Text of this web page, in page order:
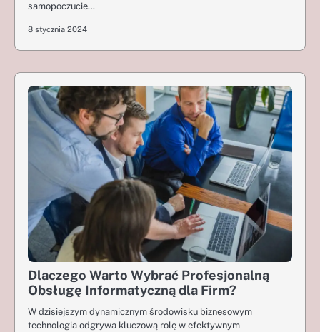
samopoczucie…
8 stycznia 2024
Dlaczego Warto Wybrać Profesjonalną
Obsługę Informatyczną dla Firm?
W dzisiejszym dynamicznym środowisku biznesowym
technologia odgrywa kluczową rolę w efektywnym